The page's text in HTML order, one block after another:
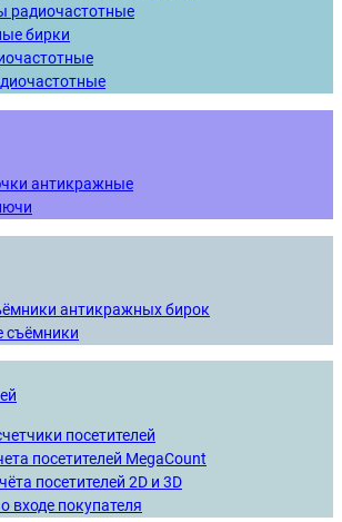
радиочастотные
бирки
антикражные
антикражных бирок
съёмники
посетителей
посетителей MegaCount
посетителей 2D и 3D
входе покупателя